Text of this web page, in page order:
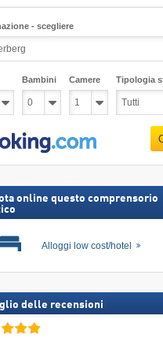
- scegliere
Bambini Camere Tipologia
online questo comprensorio
Alloggi low cost/hotel
delle recensioni